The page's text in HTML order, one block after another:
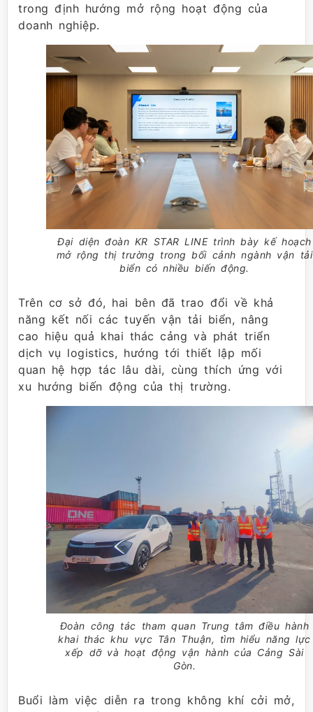
trong định hướng mở rộng hoạt động của
doanh nghiệp.
Đại diện đoàn KR STAR LINE trình bày kế hoạch
mở rộng thị trường trong bối cảnh ngành vận tải
biển có nhiều biến động.
Trên cơ sở đó, hai bên đã trao đổi về khả
năng kết nối các tuyến vận tải biển, nâng
cao hiệu quả khai thác cảng và phát triển
dịch vụ logistics, hướng tới thiết lập mối
quan hệ hợp tác lâu dài, cùng thích ứng với
xu hướng biến động của thị trường.
Đoàn công tác tham quan Trung tâm điều hành
khai thác khu vực Tân Thuận, tìm hiểu năng lực
xếp dỡ và hoạt động vận hành của Cảng Sài
Gòn.
Buổi làm việc diễn ra trong không khí cởi mở,